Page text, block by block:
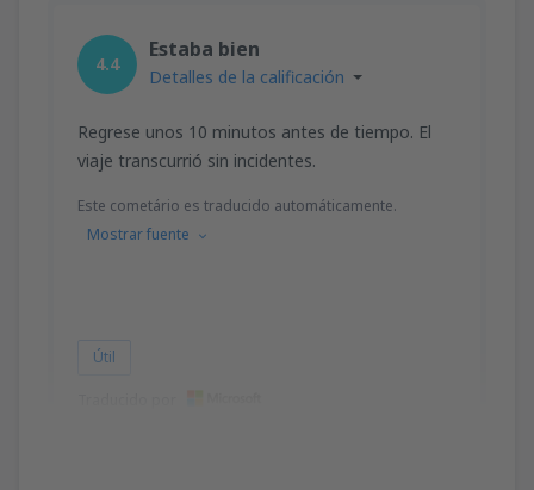
4.4
Estaba bien
Detalles de la calificación
Regrese unos 10 minutos antes de tiempo. El
viaje transcurrió sin incidentes.
Este cometário es traducido automáticamente.
Mostrar fuente
Útil